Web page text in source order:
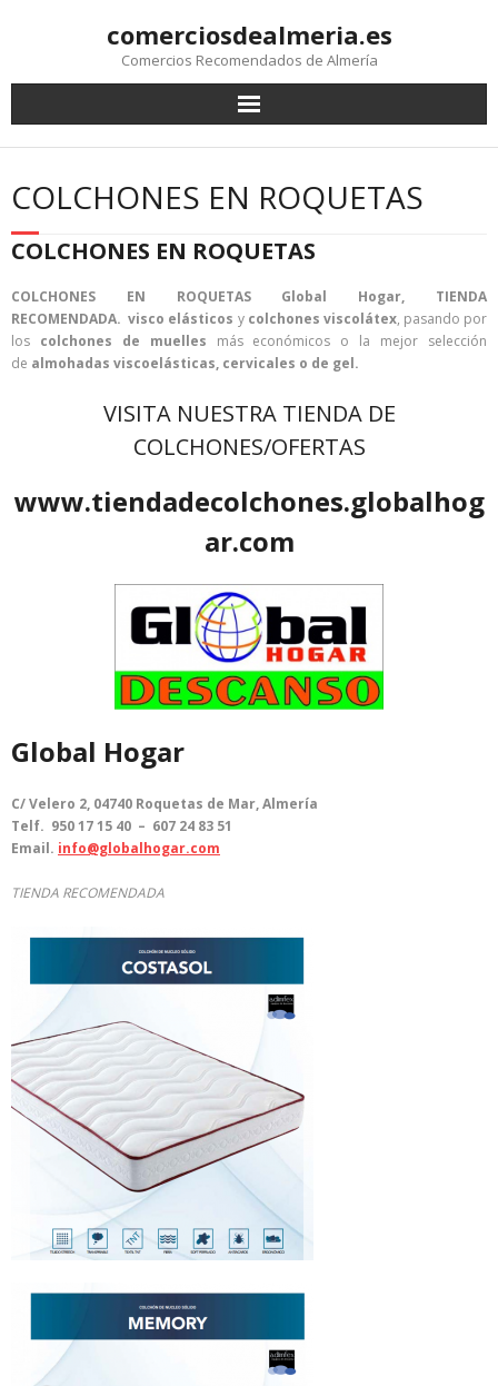
comerciosdealmeria.es
Comercios Recomendados de Almería
COLCHONES EN ROQUETAS
COLCHONES EN ROQUETAS
COLCHONES EN ROQUETAS Global Hogar, TIENDA
RECOMENDADA.visco elásticos y colchones viscolátex, pasando por
los colchones de muelles más económicos o la mejor selección
de almohadas viscoelásticas, cervicales o de gel.
VISITA NUESTRA TIENDA DE
COLCHONES/OFERTAS
www.tiendadecolchones.globalhog
ar.com
Global Hogar
C/ Velero 2, 04740 Roquetas de Mar, Almería
Telf. 950 17 15 40 – 607 24 83 51
Email. info@globalhogar.com
TIENDA RECOMENDADA